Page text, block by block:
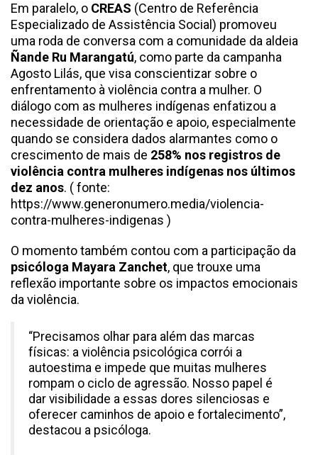
Em paralelo, o CREAS (Centro de Referência
Especializado de Assistência Social) promoveu
uma roda de conversa com a comunidade da aldeia
Ñande Ru Marangatú, como parte da campanha
Agosto Lilás, que visa conscientizar sobre o
enfrentamento à violência contra a mulher. O
diálogo com as mulheres indígenas enfatizou a
necessidade de orientação e apoio, especialmente
quando se considera dados alarmantes como o
crescimento de mais de 258% nos registros de
violência contra mulheres indígenas nos últimos
dez anos. ( fonte:
https://www.generonumero.media/violencia-
contra-mulheres-indigenas )
O momento também contou com a participação da
psicóloga Mayara Zanchet, que trouxe uma
reflexão importante sobre os impactos emocionais
da violência.
“Precisamos olhar para além das marcas
físicas: a violência psicológica corrói a
autoestima e impede que muitas mulheres
rompam o ciclo de agressão. Nosso papel é
dar visibilidade a essas dores silenciosas e
oferecer caminhos de apoio e fortalecimento”,
destacou a psicóloga.